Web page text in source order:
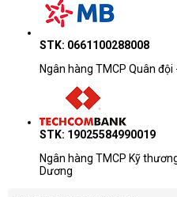
STK: 0661100288008
Ngân hàng TMCP Quân
STK: 19025584990019
Ngân hàng TMCP Kỹ
Dương